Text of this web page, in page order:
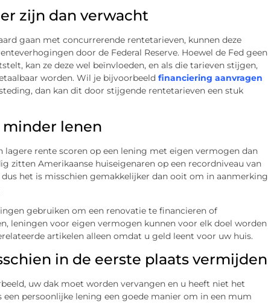
zijn dan verwacht
gaan met concurrerende rentetarieven, kunnen deze
door de Federal Reserve. Hoewel de Fed geen
kan ze deze wel beïnvloeden, en als die tarieven stijgen,
worden. Wil je bijvoorbeeld financiering aanvragen
dan kan dit door stijgende rentetarieven een stuk
lenen
lagere rente scoren op een lening met eigen vermogen dan
zitten Amerikaanse huiseigenaren op een recordniveau van
het is misschien gemakkelijker dan ooit om in aanmerking
gebruiken om een renovatie te financieren of
leningen voor eigen vermogen kunnen voor elk doel worden
artikelen alleen omdat u geld leent voor uw huis.
in de eerste plaats vermijden
uw dak moet worden vervangen en u heeft niet het
persoonlijke lening een goede manier om in een mum